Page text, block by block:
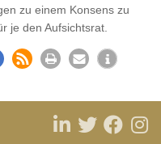
zu einem Konsens zu
je den Aufsichtsrat.